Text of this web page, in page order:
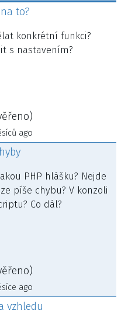
to?
konkrétní funkci?
s nastavením?
ago
PHP hlášku? Nejde
píše chybu? V konzoli
Co dál?
ago
vzhledu